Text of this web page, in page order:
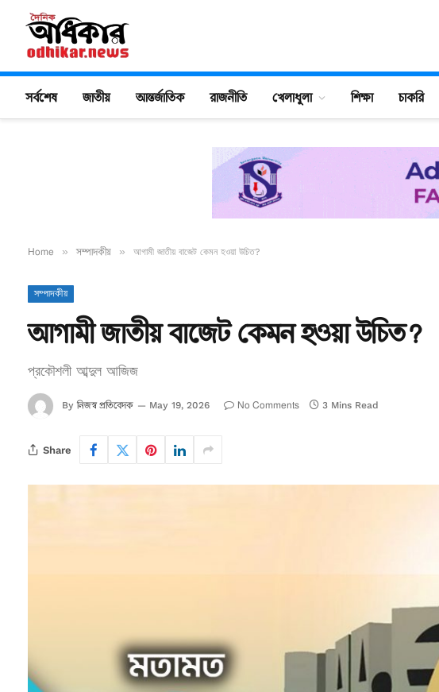
সর্বশেষ জাতীয় আন্তর্জাতিক রাজনীতি খেলাধুলা শিক্ষা চাকরি
Home » সম্পাদকীয় » আগামী জাতীয় বাজেট কেমন হওয়া উচিত?
সম্পাদকীয়
আগামী জাতীয় বাজেট কেমন হওয়া উচিত?
প্রকৌশলী আব্দুল আজিজ
By নিজস্ব প্রতিবেদক May 19, 2026 No Comments 3 Mins Read
Share